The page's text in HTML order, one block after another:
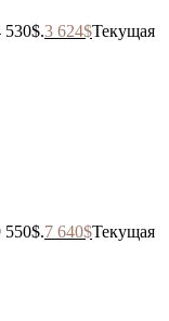
530$.3 624$Текущая
550$.7 640$Текущая